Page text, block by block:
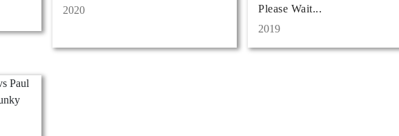
2020
Please Wait...
2019